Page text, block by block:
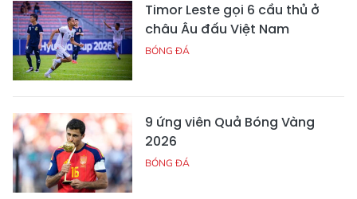
Timor Leste gọi 6 cầu thủ ở
châu Âu đấu Việt Nam
BÓNG ĐÁ
9 ứng viên Quả Bóng Vàng
2026
BÓNG ĐÁ